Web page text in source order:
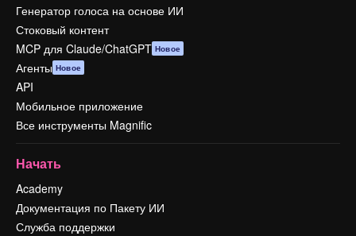
Генератор голоса на основе ИИ
Стоковый контент
MCP для Claude/ChatGPT Новое
Агенты Новое
API
Мобильное приложение
Все инструменты Magnific
Начать
Academy
Документация по Пакету ИИ
Служба поддержки